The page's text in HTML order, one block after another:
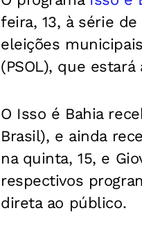
feira, 13, à série
eleições
(PSOL), que
O Isso é Bahia
Brasil), e ainda
na quinta, 15, e
respectivos
direta ao público.